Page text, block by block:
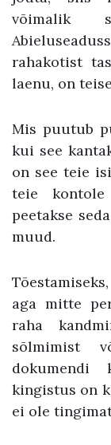
võimalik
rahakotist
laenu, on
Mis puutub
kui see
on see teie
teie
peetakse
muud.
aga mitte
raha
sõlmimist
dokumendi
kingistus on
ei ole